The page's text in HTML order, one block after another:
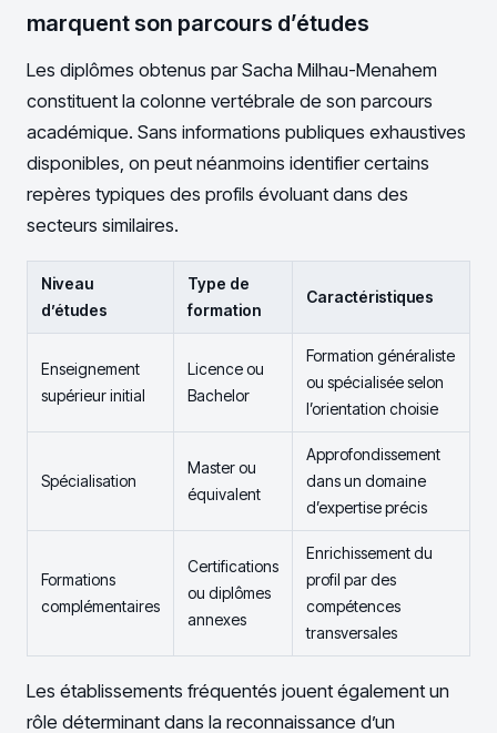
marquent son parcours d’études
Les diplômes obtenus par Sacha Milhau-Menahem
constituent la colonne vertébrale de son parcours
académique. Sans informations publiques exhaustives
disponibles, on peut néanmoins identifier certains
repères typiques des profils évoluant dans des
secteurs similaires.
Niveau
d’études
Type de
formation
Caractéristiques
Enseignement
supérieur initial
Licence ou
Bachelor
Formation généraliste
ou spécialisée selon
l’orientation choisie
Spécialisation
Master ou
équivalent
Approfondissement
dans un domaine
d’expertise précis
Formations
complémentaires
Certifications
ou diplômes
annexes
Enrichissement du
profil par des
compétences
transversales
Les établissements fréquentés jouent également un
rôle déterminant dans la reconnaissance d’un